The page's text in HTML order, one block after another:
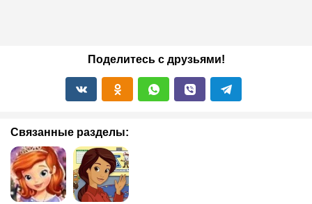
Поделитесь с друзьями!
Связанные разделы: